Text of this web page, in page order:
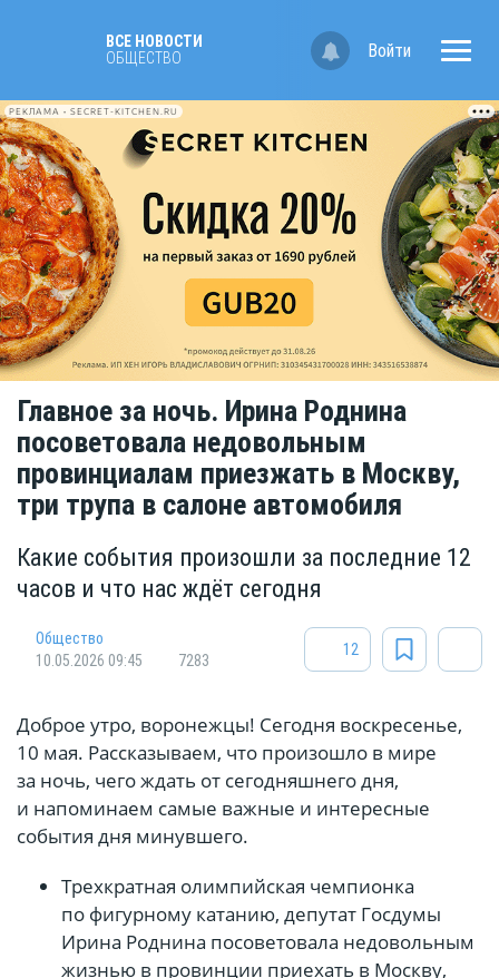
ВСЕ НОВОСТИ
ОБЩЕСТВО
Войти
РЕКЛАМА • SECRET-KITCHEN.RU
Главное за ночь. Ирина Роднина
посоветовала недовольным
провинциалам приезжать в Москву,
три трупа в салоне автомобиля
Какие события произошли за последние 12
часов и что нас ждёт сегодня
Общество
10.05.2026 09:45
7283
12
Доброе утро, воронежцы! Сегодня воскресенье,
10 мая. Рассказываем, что произошло в мире
за ночь, чего ждать от сегодняшнего дня,
и напоминаем самые важные и интересные
события дня минувшего.
Трехкратная олимпийская чемпионка
по фигурному катанию, депутат Госдумы
Ирина Роднина посоветовала недовольным
жизнью в провинции приехать в Москву,